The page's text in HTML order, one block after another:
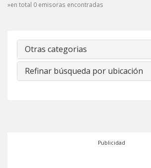
»en total 0 emisoras encontradas
Otras categorias
Refinar búsqueda por ubicación
Publicidad